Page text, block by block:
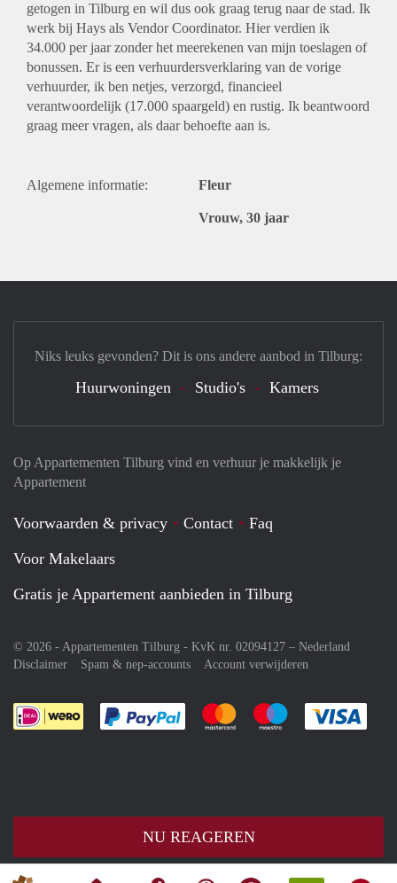
getogen in Tilburg en wil dus ook graag terug naar de stad. Ik
werk bij Hays als Vendor Coordinator. Hier verdien ik
34.000 per jaar zonder het meerekenen van mijn toeslagen of
bonussen. Er is een verhuurdersverklaring van de vorige
verhuurder, ik ben netjes, verzorgd, financieel
verantwoordelijk (17.000 spaargeld) en rustig. Ik beantwoord
graag meer vragen, als daar behoefte aan is.
Algemene informatie: Fleur
Vrouw, 30 jaar
NU REAGEREN
Op Appartementen Tilburg vind en verhuur je makkelijk je
Appartement
Voorwaarden & privacy Contact
Faq
Voor Makelaars
Gratis je Appartement aanbieden in Tilburg
© 2026 - Appartementen Tilburg - KvK nr. 02094127 – Nederland
Disclaimer
Spam & nep-accounts Account verwijderen
Je rekent gemakkelijk af met Paypal
Je rekent gemakkelijk af met
Je rekent
Niks leuks gevonden? Dit is ons andere aanbod in Tilburg:
Huurwoningen Studio's Kamers